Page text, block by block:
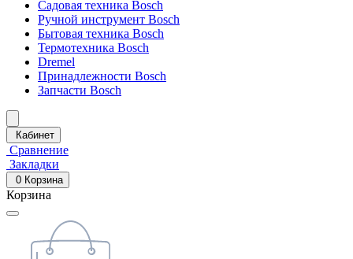
Садовая техника Bosch
Ручной инструмент Bosch
Бытовая техника Bosch
Термотехника Bosch
Dremel
Принадлежности Bosch
Запчасти Bosch
Кабинет
Сравнение
Закладки
0 Корзина
Корзина